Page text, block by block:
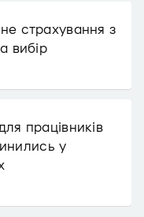
страхування з
вибір
працівників
у